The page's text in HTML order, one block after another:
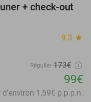
43%
+ check-out
9.3 star
Régulier 173€
99€
1,59€ p.p.p.n.